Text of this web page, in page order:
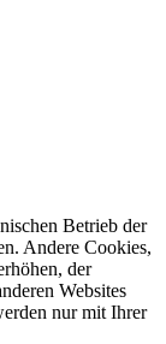
Betrieb der
Andere Cookies,
der
Websites
nur mit Ihrer